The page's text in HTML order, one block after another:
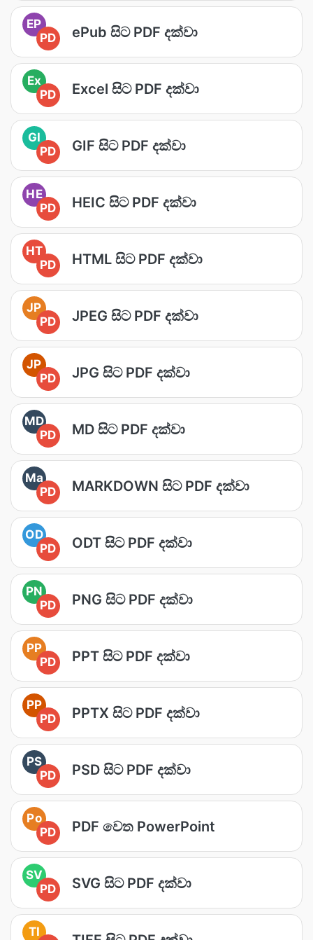
EP
PD
ePub සිට PDF දක්වා
Ex
PD
Excel සිට PDF දක්වා
GI
PD
GIF සිට PDF දක්වා
HE
PD
HEIC සිට PDF දක්වා
HT
PD
HTML සිට PDF දක්වා
JP
PD
JPEG සිට PDF දක්වා
JP
PD
JPG සිට PDF දක්වා
MD
PD
MD සිට PDF දක්වා
Ma
PD
MARKDOWN සිට PDF දක්වා
OD
PD
ODT සිට PDF දක්වා
PN
PD
PNG සිට PDF දක්වා
PP
PD
PPT සිට PDF දක්වා
PP
PD
PPTX සිට PDF දක්වා
PS
PD
PSD සිට PDF දක්වා
Po
PD
PDF වෙත PowerPoint
SV
PD
SVG සිට PDF දක්වා
TI